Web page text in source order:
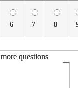
6 7 8
questions